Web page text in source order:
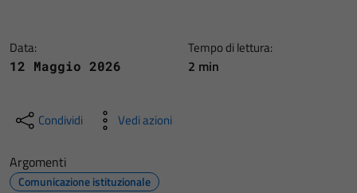
Data:
12 Maggio 2026
Tempo di lettura:
2 min
Condividi Vedi azioni
Argomenti
Comunicazione istituzionale